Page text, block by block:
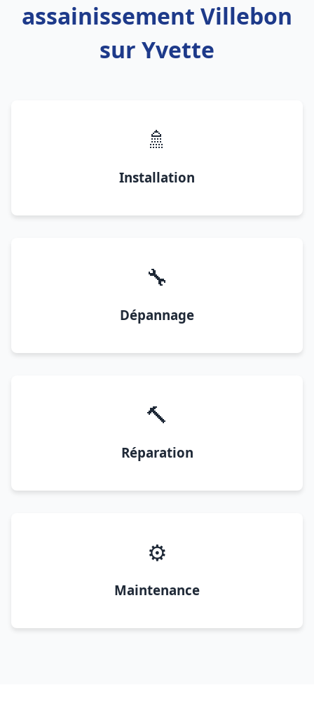
assainissement Villebon
sur Yvette
🚿
Installation
🔧
Dépannage
🔨
Réparation
⚙️
Maintenance